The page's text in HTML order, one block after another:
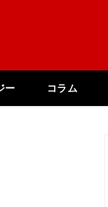
ー コラム